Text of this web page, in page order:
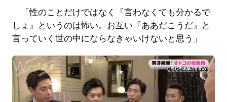
「性のことだけではなく『言わなくても分かるで
しょ』というのは怖い。お互い『ああだこうだ』と
言っていく世の中にならなきゃいけないと思う」